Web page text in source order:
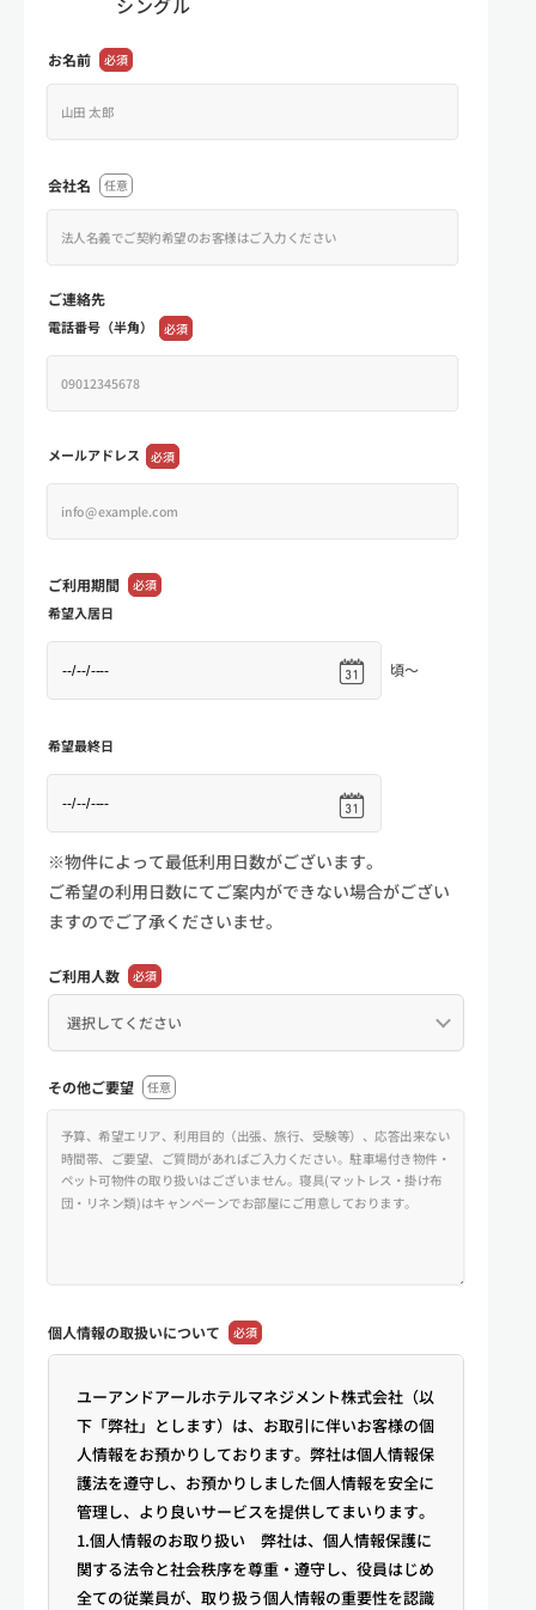
シングル
お名前 必須
会社名 任意
ご連絡先
電話番号（半角） 必須
メールアドレス 必須
ご利用期間 必須
希望入居日
頃～
希望最終日
※物件によって最低利用日数がございます。
ご希望の利用日数にてご案内ができない場合がござい
ますのでご了承くださいませ。
ご利用人数 必須
その他ご要望 任意
個人情報の取扱いについて 必須
ユーアンドアールホテルマネジメント株式会社（以
下「弊社」とします）は、お取引に伴いお客様の個
人情報をお預かりしております。弊社は個人情報保
護法を遵守し、お預かりしました個人情報を安全に
管理し、より良いサービスを提供してまいります。
1.個人情報のお取り扱い 弊社は、個人情報保護に
関する法令と社会秩序を尊重・遵守し、役員はじめ
全ての従業員が、取り扱う個人情報の重要性を認識